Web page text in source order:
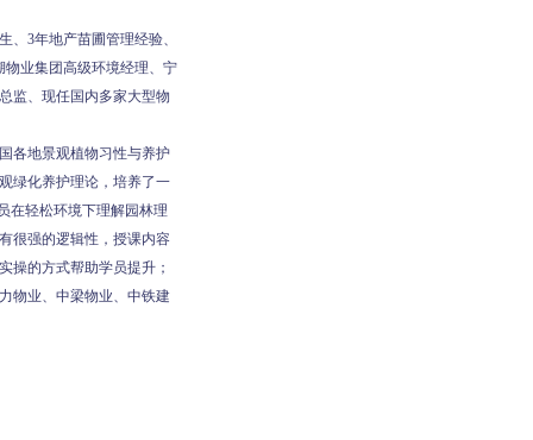
、3年地产苗圃管理经验、
业集团高级环境经理、宁
监、现任国内多家大型物
各地景观植物习性与养护
绿化养护理论，培养了一
在轻松环境下理解园林理
很强的逻辑性，授课内容
操的方式帮助学员提升；
物业、中梁物业、中铁建